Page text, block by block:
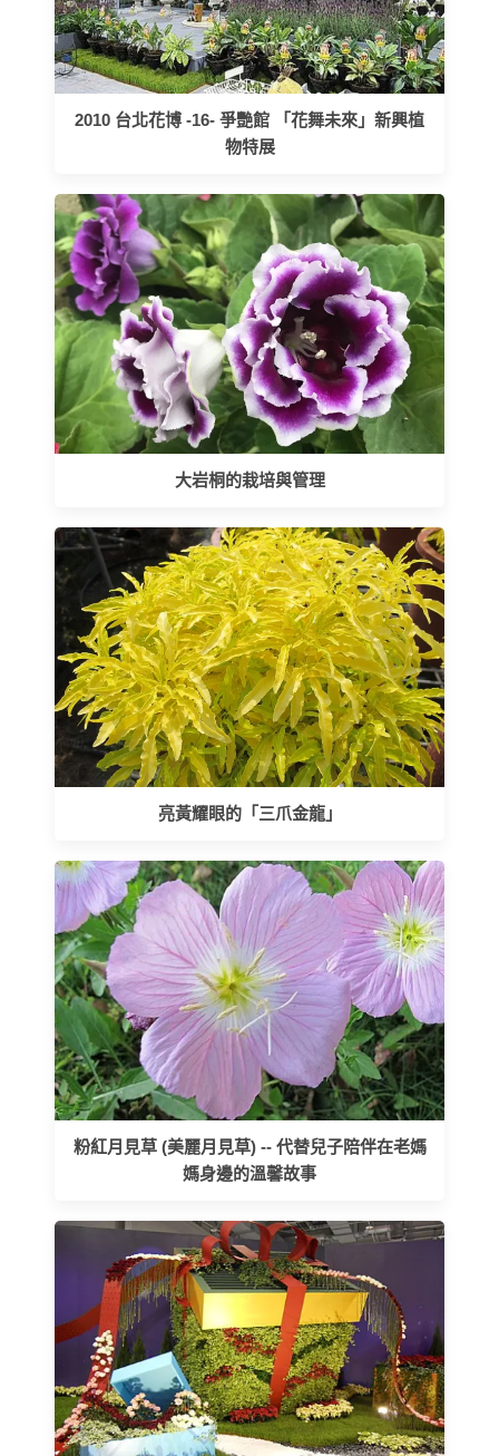
2010 台北花博 -16- 爭艷館 「花舞未來」新興植
物特展
大岩桐的栽培與管理
亮黃耀眼的「三爪金龍」
粉紅月見草 (美麗月見草) -- 代替兒子陪伴在老媽
媽身邊的溫馨故事